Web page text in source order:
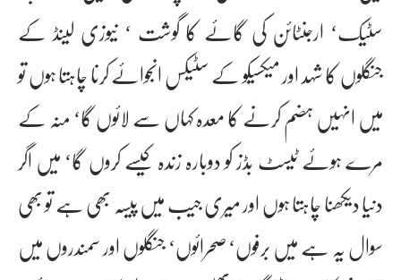
سٹیک‘ ارجنٹائن کی گائے کا گوشت ‘ نیوزی لینڈ کے
جنگلوں کا شہد اور میکسیکو کے سٹیکس انجوائے کرنا چاہتا ہوں تو
میں انہیں ہضم کرنے کا معدہ کہاں سے لائوں گا‘ منہ کے
مرے ہوئے ٹیسٹ بڈز کو دوبارہ زندہ کیسے کروں گا‘ میں اگر
دنیا دیکھنا چاہتا ہوں اور میری جیب میں پیسہ بھی ہے تو بھی
سوال یہ ہے میں برفوں‘ صحرائوں‘ جنگلوں اور سمندروں میں